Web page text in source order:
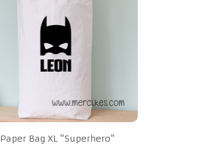
Paper Bag XL "Superhero"